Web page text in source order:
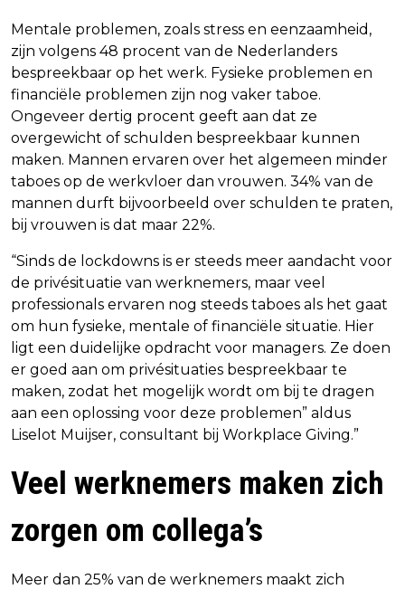
Mentale problemen, zoals stress en eenzaamheid,
zijn volgens 48 procent van de Nederlanders
bespreekbaar op het werk. Fysieke problemen en
financiële problemen zijn nog vaker taboe.
Ongeveer dertig procent geeft aan dat ze
overgewicht of schulden bespreekbaar kunnen
maken. Mannen ervaren over het algemeen minder
taboes op de werkvloer dan vrouwen. 34% van de
mannen durft bijvoorbeeld over schulden te praten,
bij vrouwen is dat maar 22%.
“Sinds de lockdowns is er steeds meer aandacht voor
de privésituatie van werknemers, maar veel
professionals ervaren nog steeds taboes als het gaat
om hun fysieke, mentale of financiële situatie. Hier
ligt een duidelijke opdracht voor managers. Ze doen
er goed aan om privésituaties bespreekbaar te
maken, zodat het mogelijk wordt om bij te dragen
aan een oplossing voor deze problemen” aldus
Liselot Muijser, consultant bij Workplace Giving.”
Veel werknemers maken zich
zorgen om collega’s
Meer dan 25% van de werknemers maakt zich